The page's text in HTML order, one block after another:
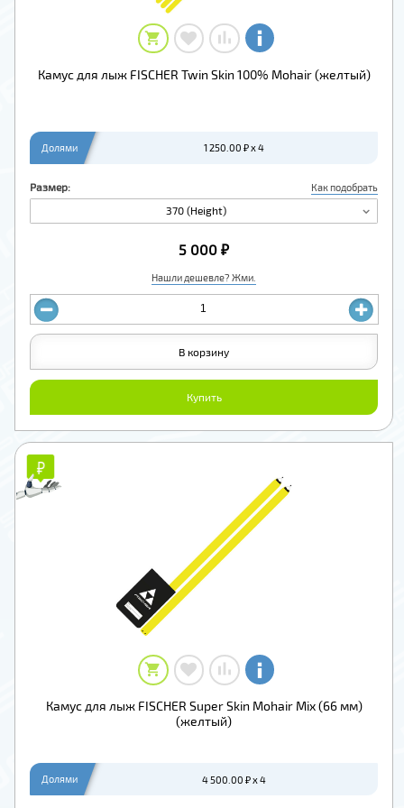
Камус для лыж FISCHER Twin Skin 100% Mohair (желтый)
Долями 1 250.00 ₽ x 4
Размер: Как подобрать
370 (Height)
Нашли дешевле? Жми.
5 000 ₽
Купить
В корзину
₽
₽
Камус для лыж FISCHER Super Skin Mohair Mix (66 мм)
(желтый)
Долями 4 500.00 ₽ x 4